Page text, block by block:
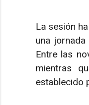
La sesión
una
Entre las
mientras
establecido